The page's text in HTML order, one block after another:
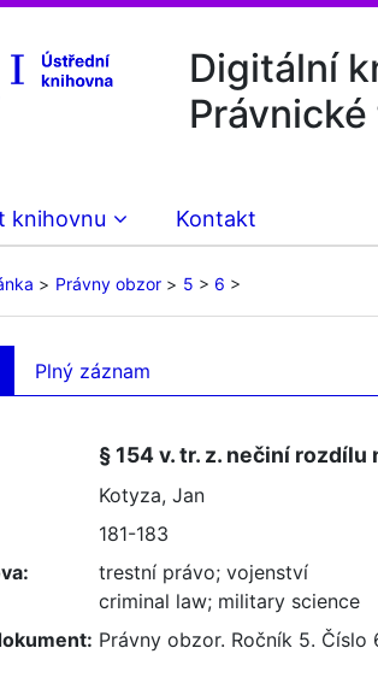
Digitální
knihovnu Kontakt
Právny obzor 5 6
Plný záznam
§ 154 v. tr. z. nečiní
Kotyza, Jan
181-183
trestní právo; vojenství
criminal law; military science
Právny obzor. Ročník 5. Číslo